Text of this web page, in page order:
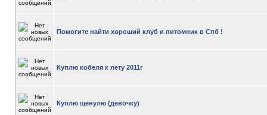
Помогите найти хороший клуб и питомник в Спб !
Куплю кобеля к лету 2011г
Куплю щенулю (девочку)